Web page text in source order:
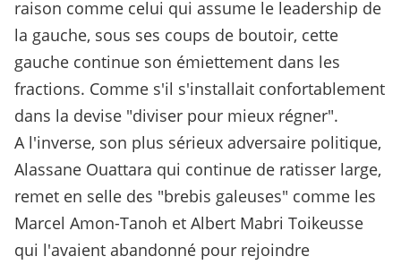
raison comme celui qui assume le leadership de
la gauche, sous ses coups de boutoir, cette
gauche continue son émiettement dans les
fractions. Comme s'il s'installait confortablement
dans la devise "diviser pour mieux régner".
A l'inverse, son plus sérieux adversaire politique,
Alassane Ouattara qui continue de ratisser large,
remet en selle des "brebis galeuses" comme les
Marcel Amon-Tanoh et Albert Mabri Toikeusse
qui l'avaient abandonné pour rejoindre